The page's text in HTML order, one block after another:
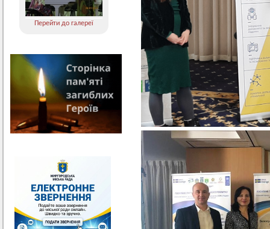
Перейти до галереї